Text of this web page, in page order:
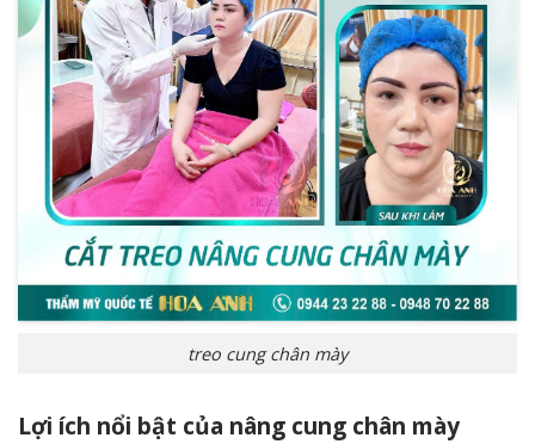
treo cung chân mày
Lợi ích nổi bật của nâng cung chân mày